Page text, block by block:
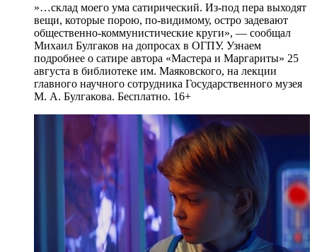
»…склад моего ума сатирический. Из-под пера выходят
вещи, которые порою, по-видимому, остро задевают
общественно-коммунистические круги», — сообщал
Михаил Булгаков на допросах в ОГПУ. Узнаем
подробнее о сатире автора «Мастера и Маргариты» 25
августа в библиотеке им. Маяковского, на лекции
главного научного сотрудника Государственного музея
М. А. Булгакова. Бесплатно. 16+